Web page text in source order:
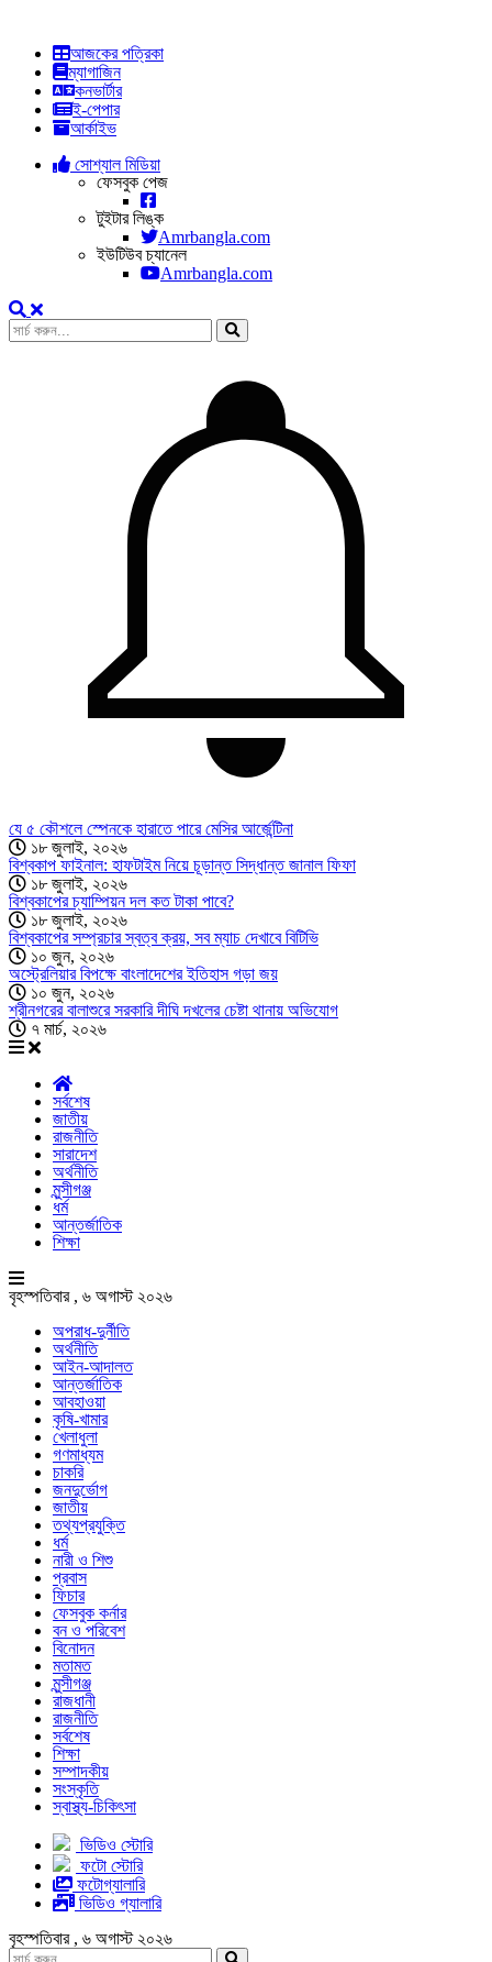
আজকের পত্রিকা
ম্যাগাজিন
কনভার্টার
ই-পেপার
আর্কাইভ
সোশ্যাল মিডিয়া
ফেসবুক পেজ
টুইটার লিঙ্ক
Amrbangla.com
ইউটিউব চ্যানেল
Amrbangla.com
যে ৫ কৌশলে স্পেনকে হারাতে পারে মেসির আর্জেন্টিনা
১৮ জুলাই, ২০২৬
বিশ্বকাপ ফাইনাল: হাফটাইম নিয়ে চূড়ান্ত সিদ্ধান্ত জানাল ফিফা
১৮ জুলাই, ২০২৬
বিশ্বকাপের চ্যাম্পিয়ন দল কত টাকা পাবে?
১৮ জুলাই, ২০২৬
বিশ্বকাপের সম্প্রচার স্বত্ব ক্রয়, সব ম্যাচ দেখাবে বিটিভি
১০ জুন, ২০২৬
অস্ট্রেলিয়ার বিপক্ষে বাংলাদেশের ইতিহাস গড়া জয়
১০ জুন, ২০২৬
শ্রীনগরের বালাশুরে সরকারি দীঘি দখলের চেষ্টা থানায় অভিযোগ
৭ মার্চ, ২০২৬
সর্বশেষ
জাতীয়
রাজনীতি
সারাদেশ
অর্থনীতি
মুন্সীগঞ্জ
ধর্ম
আন্তর্জাতিক
শিক্ষা
বৃহস্পতিবার , ৬ অগাস্ট ২০২৬
অপরাধ-দুর্নীতি
অর্থনীতি
আইন-আদালত
আন্তর্জাতিক
আবহাওয়া
কৃষি-খামার
খেলাধুলা
গণমাধ্যম
চাকরি
জনদুর্ভোগ
জাতীয়
তথ্যপ্রযুক্তি
ধর্ম
নারী ও শিশু
প্রবাস
ফিচার
ফেসবুক কর্নার
বন ও পরিবেশ
বিনোদন
মতামত
মুন্সীগঞ্জ
রাজধানী
রাজনীতি
সর্বশেষ
শিক্ষা
সম্পাদকীয়
সংস্কৃতি
স্বাস্থ্য-চিকিৎসা
ভিডিও স্টোরি
ফটো স্টোরি
ফটোগ্যালারি
ভিডিও গ্যালারি
বৃহস্পতিবার , ৬ অগাস্ট ২০২৬